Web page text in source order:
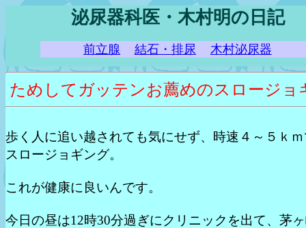
泌尿器科医・木村明の日記
前立腺 結石・排尿 木村泌尿器
ためしてガッテンお薦めのスロージョ
歩く人に追い越されても気にせず、時速４～５ｋ
スロージョギング。
これが健康に良いんです。
今日の昼は12時30分過ぎにクリニックを出て、茅